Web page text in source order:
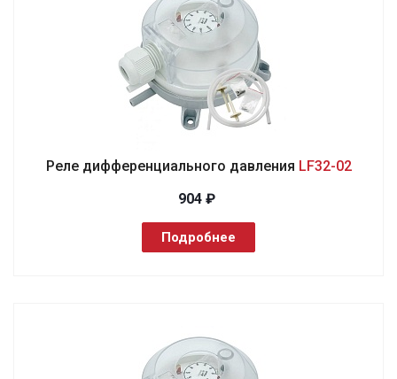
Реле дифференциального давления LF32-02
904 ₽
Подробнее